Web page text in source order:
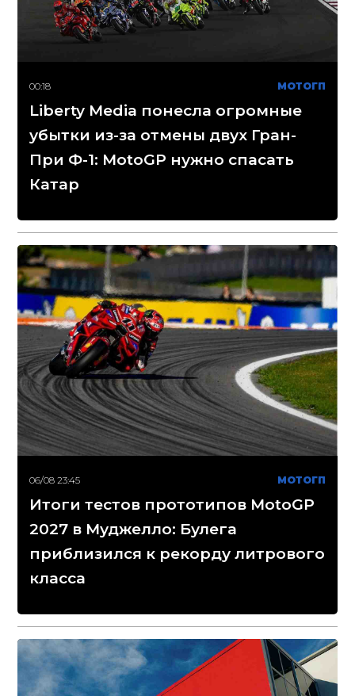
00:18 МОТОГП
Liberty Media понесла огромные
убытки из-за отмены двух Гран-
При Ф-1: MotoGP нужно спасать
Катар
06/08 23:45 МОТОГП
Итоги тестов прототипов MotoGP
2027 в Муджелло: Булега
приблизился к рекорду литрового
класса